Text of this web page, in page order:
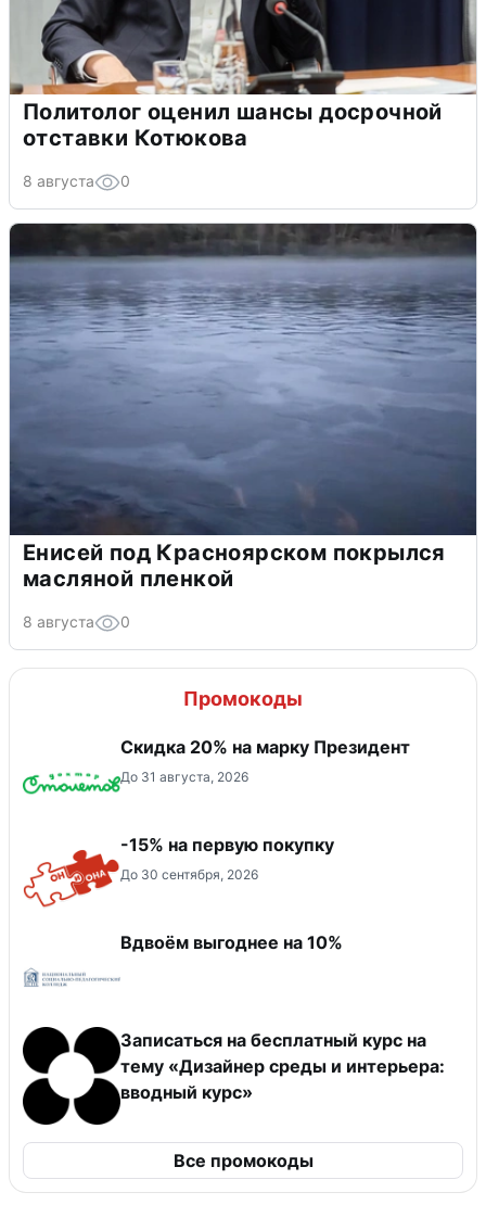
Политолог оценил шансы досрочной
отставки Котюкова
8 августа 0
Енисей под Красноярском покрылся
масляной пленкой
8 августа 0
Промокоды
Скидка 20% на марку Президент
До 31 августа, 2026
-15% на первую покупку
До 30 сентября, 2026
Вдвоём выгоднее на 10%
Записаться на бесплатный курс на
тему «Дизайнер среды и интерьера:
вводный курс»
Все промокоды